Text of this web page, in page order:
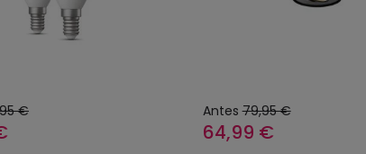
€ Antes 79,95 €
64,99 €